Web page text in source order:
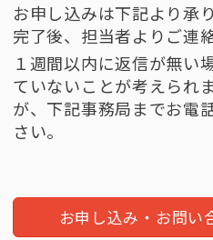
お申し込みは下記より承
完了後、担当者よりご連
１週間以内に返信が無い
ていないことが考えられ
が、下記事務局までお電
さい。
お申し込み・お問い